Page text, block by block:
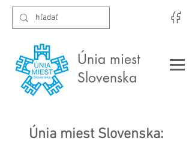
Únia miest
Slovenska
Únia miest Slovenska: